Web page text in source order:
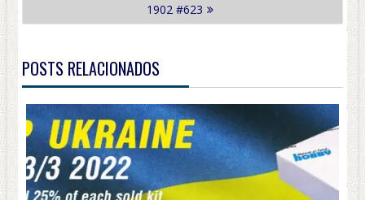
1902 #623
POSTS RELACIONADOS